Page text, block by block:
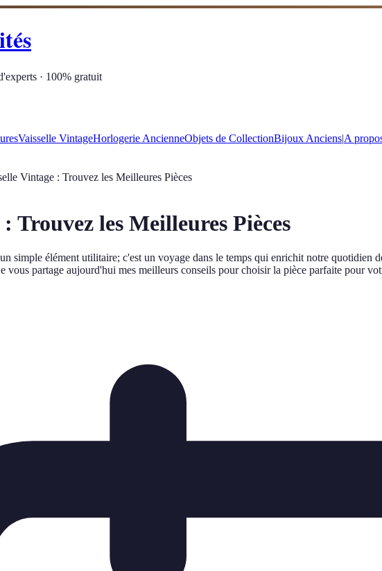
· 100% gratuit
Vaisselle VintageHorlogerie AncienneObjets de CollectionBijoux Anciens|A
Vintage : Trouvez les Meilleures Pièces
Trouvez les Meilleures Pièces
simple élément utilitaire; c'est un voyage dans le temps qui enrichit notre quotidien
vous partage aujourd'hui mes meilleurs conseils pour choisir la pièce parfaite pour